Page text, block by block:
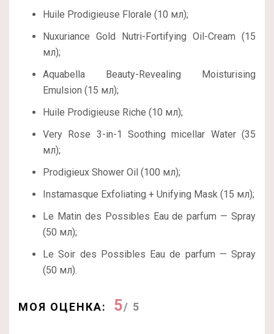
Huile Prodigieuse Florale (10 мл);
Nuxuriance Gold Nutri-Fortifying Oil-Cream (15
мл);
Aquabella Beauty-Revealing Moisturising
Emulsion (15 мл);
Huile Prodigieuse Riche (10 мл);
Very Rose 3-in-1 Soothing micellar Water (35
мл);
Prodigieux Shower Oil (100 мл);
Instamasque Exfoliating + Unifying Mask (15 мл);
Le Matin des Possibles Eau de parfum — Spray
(50 мл);
Le Soir des Possibles Eau de parfum — Spray
(50 мл).
МОЯ ОЦЕНКА: 5/ 5